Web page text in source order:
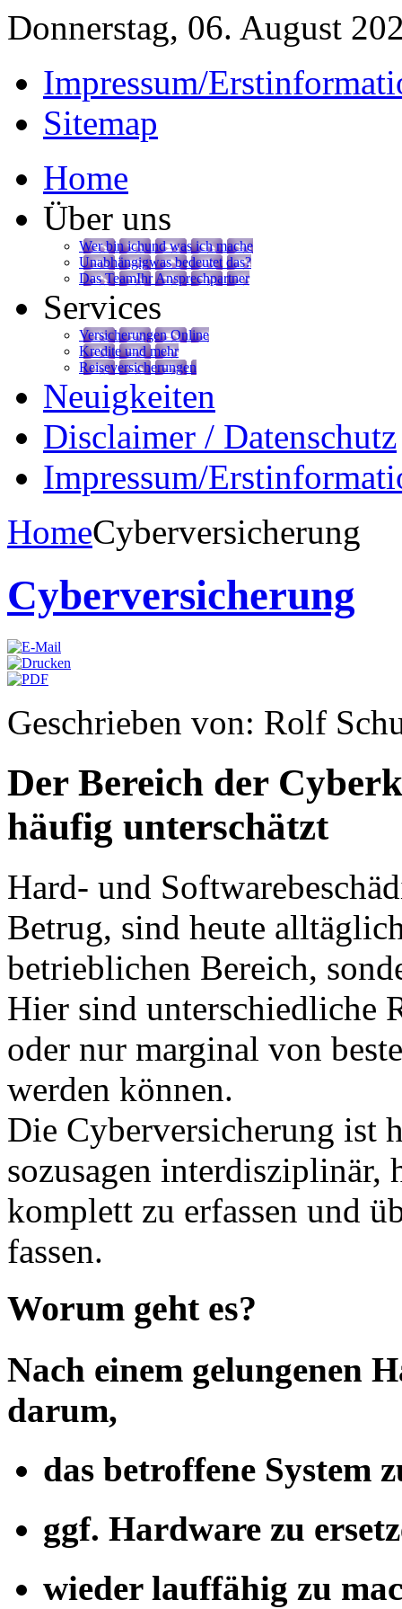
Donnerstag, 06. August
Impressum/
Sitemap
Home
Über uns
Wer bin ichund was ich mache
Unabhängigwas bedeutet das?
Das TeamIhr Ansprechpartner
Services
Versicherungen Online
Kredite und mehr
Reiseversicherungen
Neuigkeiten
Disclaimer / Datenschutz
Impressum/
HomeCyberversicherung
Cyberversicherung
Geschrieben von: Rolf
Der Bereich der
häufig unterschätzt
Hard- und
Betrug, sind heute
betrieblichen Bereich,
Hier sind unterschiedliche
oder nur marginal von
werden können.
Die Cyberversicherung ist
sozusagen interdisziplinär,
komplett zu erfassen und
fassen.
Worum geht es?
Nach einem gelungenen
darum,
das betroffene System
ggf. Hardware zu
wieder lauffähig zu